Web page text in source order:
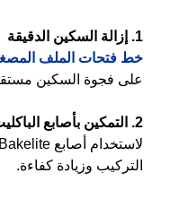
1. إزالة السكين الدقيقة
خط فتحات الملف
على فجوة السكين
2. التمكين بأصابع الباكليت
التركيب وزيادة كفاءة.